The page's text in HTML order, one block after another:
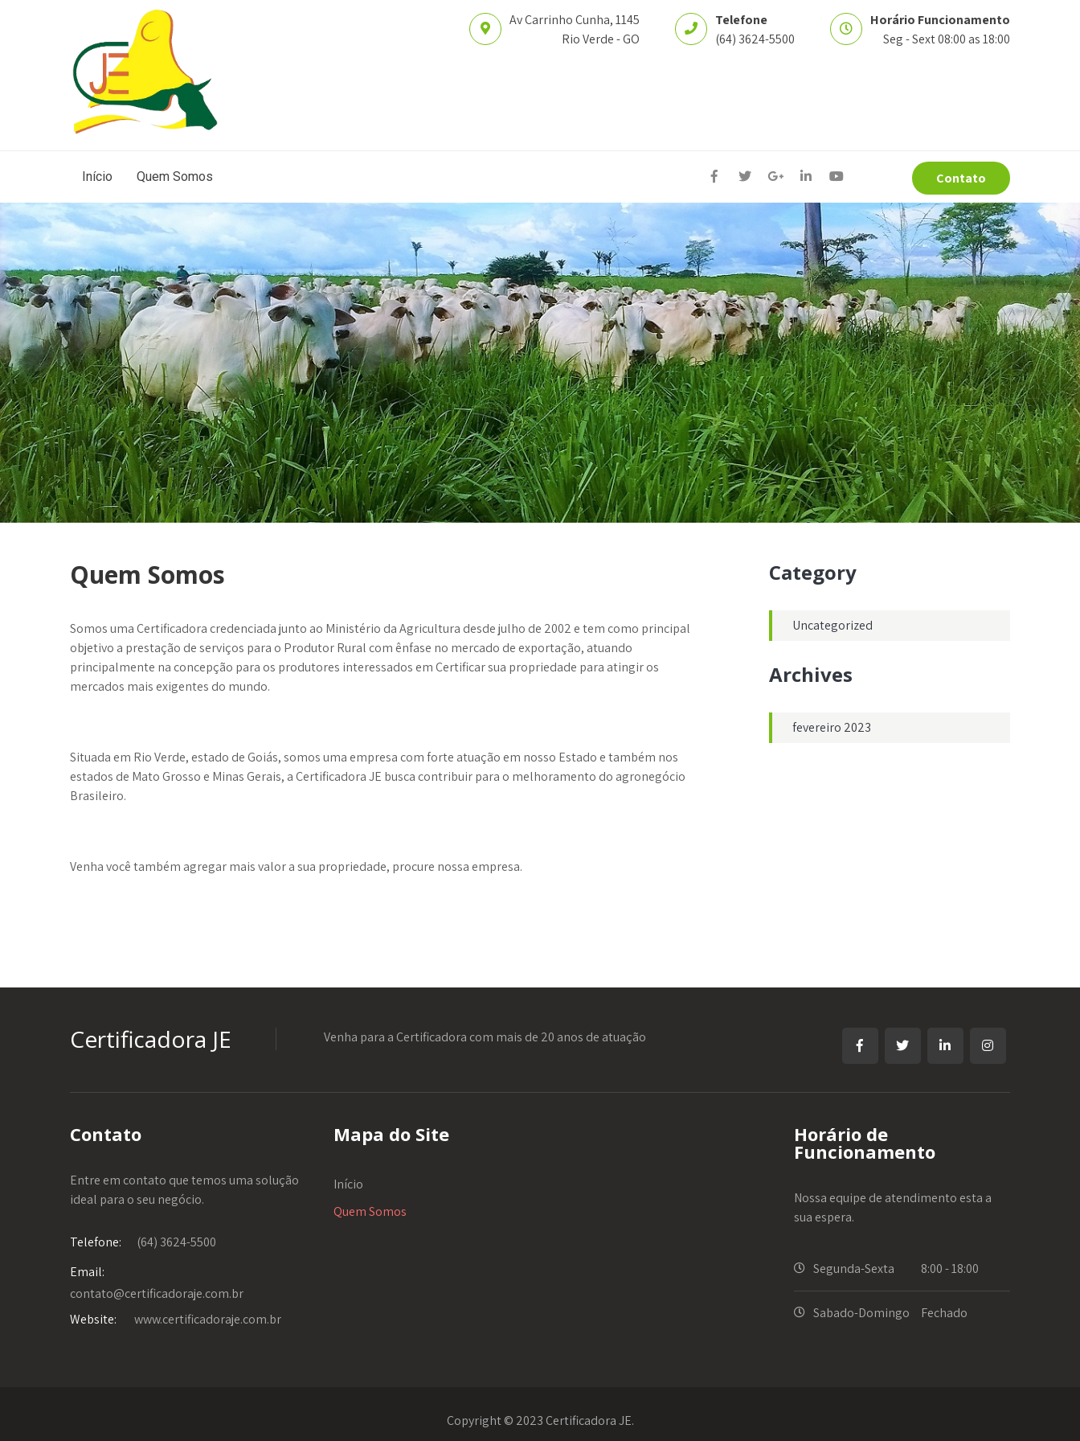
Av Carrinho Cunha, 1145
Rio Verde - GO
Telefone
(64) 3624-5500
Horário Funcionamento
Seg - Sext 08:00 as 18:00
Início Quem Somos Contato
Quem Somos
Somos uma Certificadora credenciada junto ao Ministério da Agricultura desde julho de 2002 e tem como principal
objetivo a prestação de serviços para o Produtor Rural com ênfase no mercado de exportação, atuando
principalmente na concepção para os produtores interessados em Certificar sua propriedade para atingir os
mercados mais exigentes do mundo.
Situada em Rio Verde, estado de Goiás, somos uma empresa com forte atuação em nosso Estado e também nos
estados de Mato Grosso e Minas Gerais, a Certificadora JE busca contribuir para o melhoramento do agronegócio
Brasileiro.
Venha você também agregar mais valor a sua propriedade, procure nossa empresa.
Category
Uncategorized
Archives
fevereiro 2023
Certificadora JE Venha para a Certificadora com mais de 20 anos de atuação
Contato
Entre em contato que temos uma solução
ideal para o seu negócio.
Telefone:
(64) 3624-5500
Email:
contato@certificadoraje.com.br
Website:
www.certificadoraje.com.br
Mapa do Site
Início
Quem Somos
Horário de
Funcionamento
Nossa equipe de atendimento esta a
sua espera.
Segunda-Sexta 8:00 - 18:00
Sabado-Domingo Fechado
Copyright © 2023 Certificadora JE.